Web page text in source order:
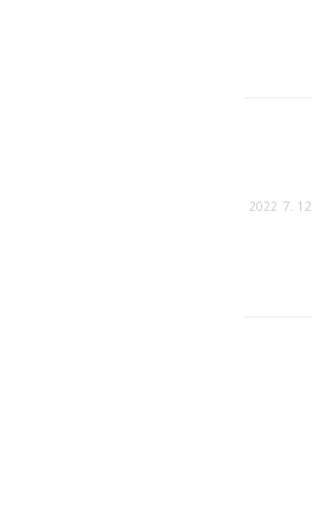
2022 7. 12